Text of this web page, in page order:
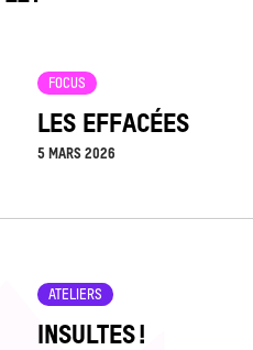
LES EFFACÉES
FOCUS
5 MARS 2026
INSULTES !
ATELIERS